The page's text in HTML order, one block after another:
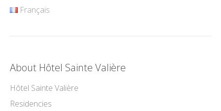
Français
About Hôtel Sainte Valière
Hôtel Sainte Valière
Residencies